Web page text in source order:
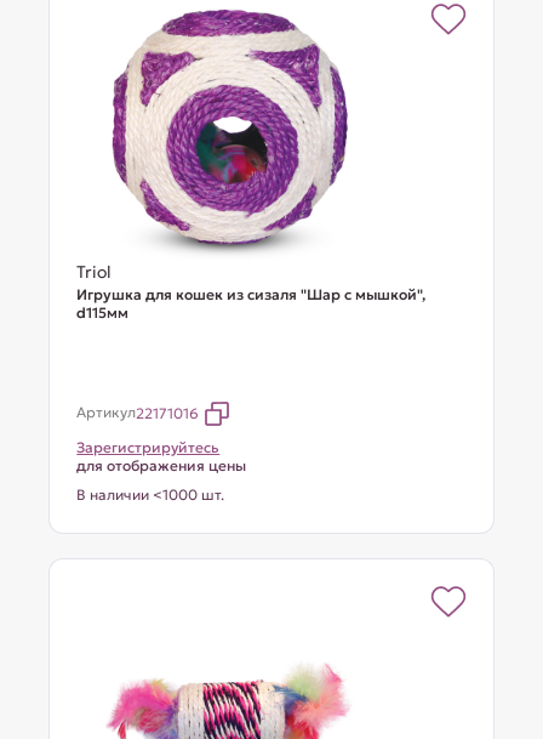
Triol
Игрушка для кошек из сизаля "Шар с мышкой",
d115мм
Артикул22171016
Зарегистрируйтесь
для отображения цены
В наличии <1000 шт.